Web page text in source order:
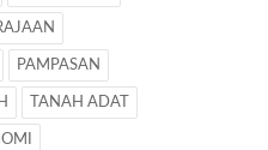
PAMPASAN
TANAH ADAT